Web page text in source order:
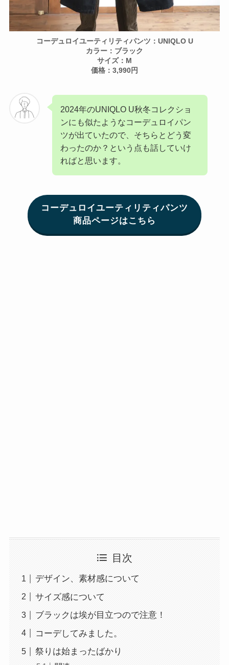
コーデュロイユーティリティパンツ：UNIQLO U
カラー：ブラック
サイズ：M
価格：3,990円
2024年のUNIQLO U秋冬コレクショ
ンにも似たようなコーデュロイパン
ツが出ていたので、そちらとどう変
わったのか？という点も話していけ
ればと思います。
コーデュロイユーティリティパンツ
商品ページはこちら
目次
デザイン、素材感について
サイズ感について
ブラックは埃が目立つので注意！
コーデしてみました。
祭りは始まったばかり